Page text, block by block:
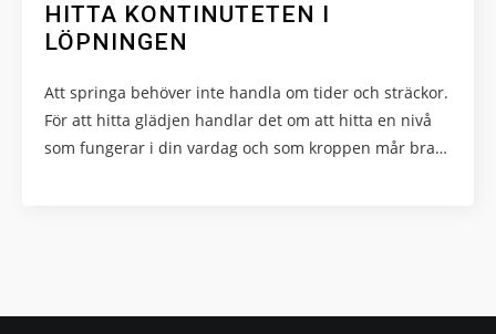
HITTA KONTINUTETEN I
LÖPNINGEN
Att springa behöver inte handla om tider och sträckor.
För att hitta glädjen handlar det om att hitta en nivå
som fungerar i din vardag och som kroppen mår bra…